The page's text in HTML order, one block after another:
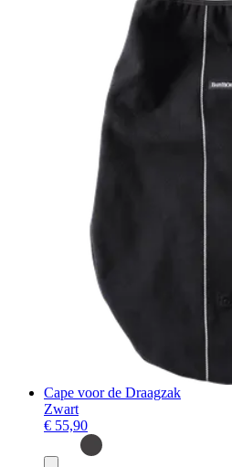
Cape voor de Draagzak
Zwart
€ 55,90